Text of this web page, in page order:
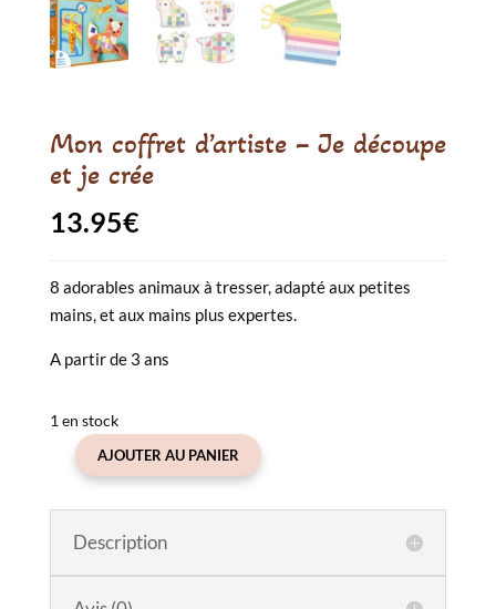
Mon coffret d’artiste – Je découpe
et je crée
13.95€
8 adorables animaux à tresser, adapté aux petites
mains, et aux mains plus expertes.
A partir de 3 ans
1 en stock
quantité
coffret
d'artiste
AJOUTER AU PANIER
Description